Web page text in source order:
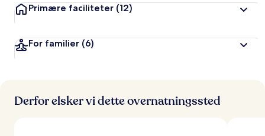
Primære faciliteter (12)
For familier (6)
Derfor elsker vi dette overnatningssted